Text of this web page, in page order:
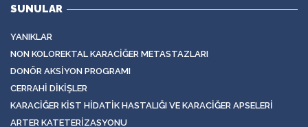
SUNULAR
YANIKLAR
NON KOLOREKTAL KARACIĞER METASTAZLARI
DONÖR AKSIYON PROGRAMI
CERRAHI DIKIŞLER
KARACIĞER KIST HIDATIK HASTALIĞI VE KARACIĞER APSELERI
ARTER KATETERIZASYONU